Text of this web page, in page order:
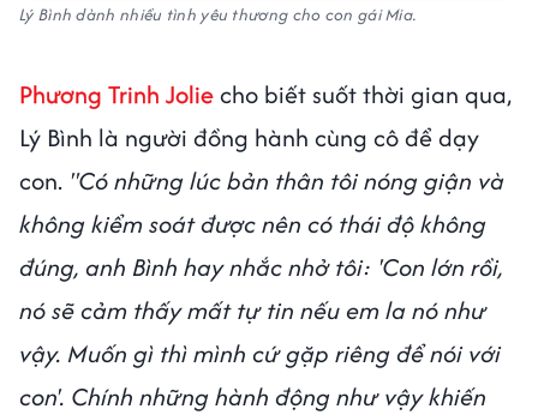
Lý Bình dành nhiều tình yêu thương cho con gái Mia.
Phương Trinh Joliecho biết suốt thời gian qua,
Lý Bình là người đồng hành cùng cô để dạy
con. "Có những lúc bản thân tôi nóng giận và
không kiểm soát được nên có thái độ không
đúng, anh Bình hay nhắc nhở tôi: 'Con lớn rồi,
nó sẽ cảm thấy mất tự tin nếu em la nó như
vậy. Muốn gì thì mình cứ gặp riêng để nói với
con'. Chính những hành động như vậy khiến